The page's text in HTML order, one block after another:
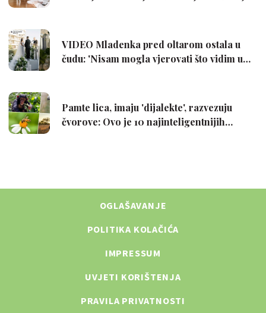
OGLAŠAVANJE
POLITIKA KOLAČIĆA
IMPRESSUM
UVJETI KORIŠTENJA
PRAVILA PRIVATNOSTI